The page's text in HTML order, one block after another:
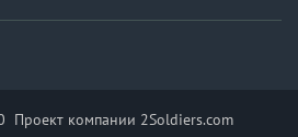
компании 2Soldiers.com